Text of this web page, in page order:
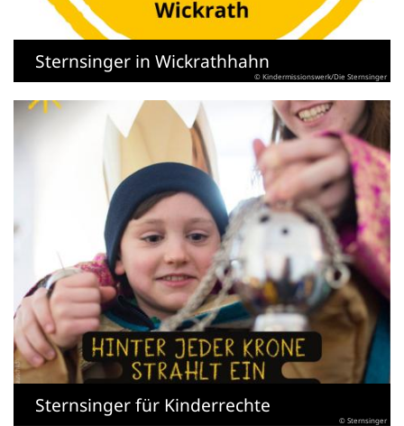
Sternsinger in Wickrathhahn
© Kindermissionswerk/Die Sternsinger
Sternsinger für Kinderrechte
© Sternsinger